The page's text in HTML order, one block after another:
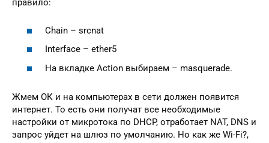
правило:
Chain – srcnat
Interface – ether5
На вкладке Action выбираем – masquerade.
Жмем ОК и на компьютерах в сети должен появится
интернет. То есть они получат все необходимые
настройки от микротока по DHCP, отработает NAT, DNS и
запрос уйдет на шлюз по умолчанию. Но как же Wi-Fi?,